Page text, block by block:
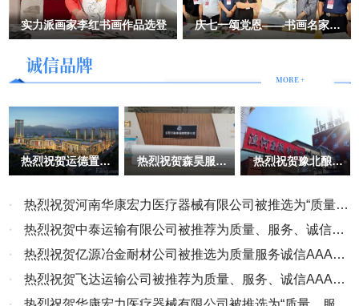
立和市场自治的关系，保障市场主体的合法权益和社会的公平正义，
需要采取以下措施： 加强法官队伍建设。提高法官的职业道德和业
官依法独立公正地行使职权。 完善司法监督和制约机制。建立健全
司法机关内部的监督和制约机制，加强对司法机关的外部监督和制
育。提高公民的法律意识和法治观念，增强公民对司法独立和市场自
治的认识和理解，营造良好的法治环境。 总之，司法独立与市场自
治是相互关联、相互影响的关系。司法独立是市场自治的重要保障，
市场自治是司法独立的重要基础。为了维护司法独立和市场自治的关
系，保障市场主体的合法权益和社会的公平正义，需要加强法官队伍
辑：土火）
实力派画家李红书画作品选登
庆七一颂党恩——书画名家作
品展暨西柏坡笔会举行
诚信品牌
MORE +
热烈祝贺运德置业
有限公司被推选
热烈祝贺森昊服饰
企业”
热烈祝贺豫北酿酒
有限责任公司被推
企业”
·
热烈祝贺河南华康宏力医疗器械有限公司被推选为“质量、
服务、诚信AAA级企业”
·
热烈祝贺中泰运输有限公司被推荐为质量、服务、诚信
AAA级企业
·
热烈祝贺亿源冶金耐材公司被推选为质量服务诚信AAA级
企业
·
热烈祝贺飞达运输公司被推荐为质量、服务、诚信AAA级